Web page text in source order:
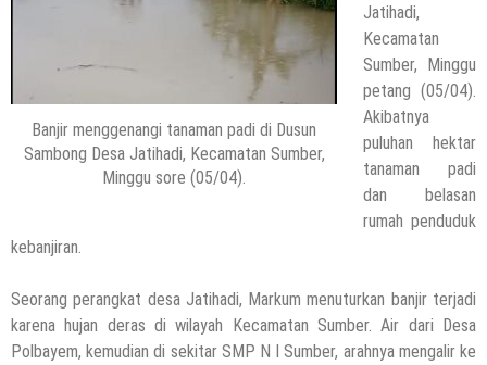
Banjir menggenangi tanaman padi di Dusun
Sambong Desa Jatihadi, Kecamatan Sumber,
Minggu sore (05/04).
Jatihadi,
Kecamatan
Sumber, Minggu
petang (05/04).
Akibatnya
puluhan hektar
tanaman padi
dan belasan
rumah penduduk
kebanjiran.
Seorang perangkat desa Jatihadi, Markum menuturkan banjir terjadi
karena hujan deras di wilayah Kecamatan Sumber. Air dari Desa
Polbayem, kemudian di sekitar SMP N I Sumber, arahnya mengalir ke